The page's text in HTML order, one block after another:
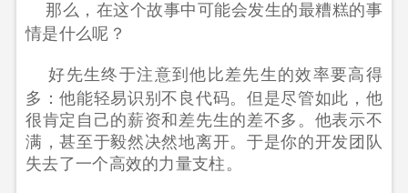
那么，在这个故事中可能会发生的最糟糕的事
情是什么呢？
好先生终于注意到他比差先生的效率要高得
多：他能轻易识别不良代码。但是尽管如此，他
很肯定自己的薪资和差先生的差不多。他表示不
满，甚至于毅然决然地离开。于是你的开发团队
失去了一个高效的力量支柱。